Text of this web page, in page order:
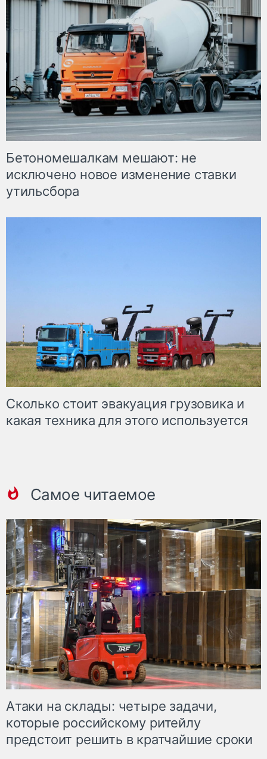
Бетономешалкам мешают: не
исключено новое изменение ставки
утильсбора
Сколько стоит эвакуация грузовика и
какая техника для этого используется
Самое читаемое
Атаки на склады: четыре задачи,
которые российскому ритейлу
предстоит решить в кратчайшие сроки